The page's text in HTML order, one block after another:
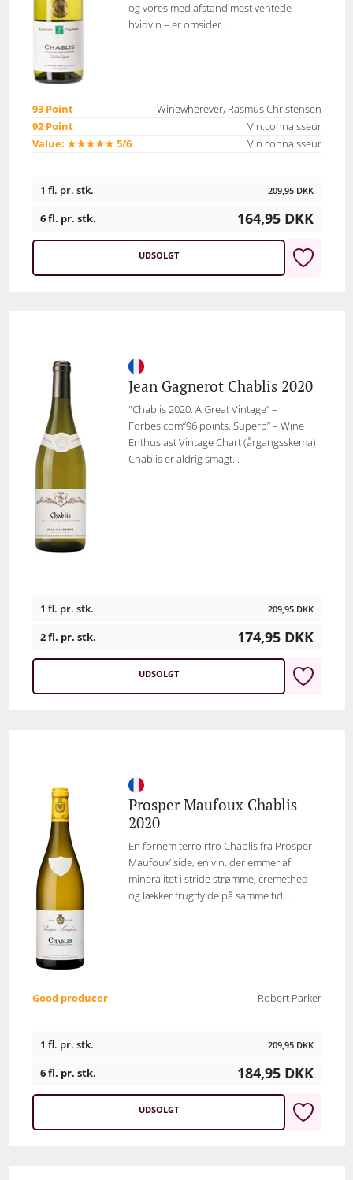
og vores med afstand mest ventede
hvidvin – er omsider...
93 Point
Winewherever, Rasmus Christensen
92 Point
Vin.connaisseur
Value: ★★★★★ 5/6
Vin.connaisseur
1 fl. pr. stk. 209,95 DKK
6 fl. pr. stk. 164,95 DKK
UDSOLGT
Jean Gagnerot Chablis 2020
"Chablis 2020: A Great Vintage” –
Forbes.com“96 points. Superb” – Wine
Enthusiast Vintage Chart (årgangsskema)
Chablis er aldrig smagt...
1 fl. pr. stk. 209,95 DKK
2 fl. pr. stk. 174,95 DKK
UDSOLGT
Prosper Maufoux Chablis
2020
En fornem terroirtro Chablis fra Prosper
Maufoux’ side, en vin, der emmer af
mineralitet i stride strømme, cremethed
og lækker frugtfylde på samme tid...
Good producer Robert Parker
1 fl. pr. stk. 209,95 DKK
6 fl. pr. stk. 184,95 DKK
UDSOLGT